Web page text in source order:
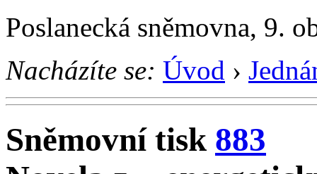
Poslanecká sněmovna, 9.
Nacházíte se: Úvod ›
Sněmovní tisk 883